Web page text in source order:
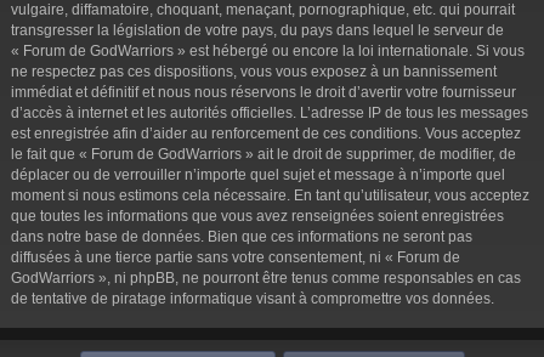
vulgaire, diffamatoire, choquant, menaçant, pornographique, etc. qui pourrait
transgresser la législation de votre pays, du pays dans lequel le serveur de
« Forum de GodWarriors » est hébergé ou encore la loi internationale. Si vous
ne respectez pas ces dispositions, vous vous exposez à un bannissement
immédiat et définitif et nous nous réservons le droit d’avertir votre fournisseur
d’accès à internet et les autorités officielles. L’adresse IP de tous les messages
est enregistrée afin d’aider au renforcement de ces conditions. Vous acceptez
le fait que « Forum de GodWarriors » ait le droit de supprimer, de modifier, de
déplacer ou de verrouiller n’importe quel sujet et message à n’importe quel
moment si nous estimons cela nécessaire. En tant qu’utilisateur, vous acceptez
que toutes les informations que vous avez renseignées soient enregistrées
dans notre base de données. Bien que ces informations ne seront pas
diffusées à une tierce partie sans votre consentement, ni « Forum de
GodWarriors », ni phpBB, ne pourront être tenus comme responsables en cas
de tentative de piratage informatique visant à compromettre vos données.